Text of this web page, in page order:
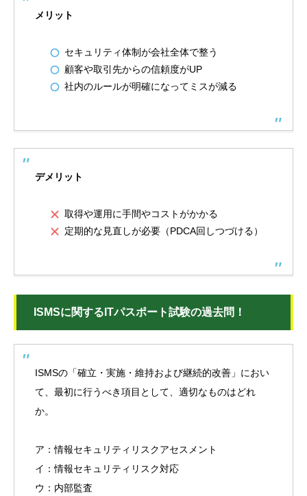
メリット
セキュリティ体制が会社全体で整う
顧客や取引先からの信頼度がUP
社内のルールが明確になってミスが減る
デメリット
取得や運用に手間やコストがかかる
定期的な見直しが必要（PDCA回しつづける）
ISMSに関するITパスポート試験の過去問！
ISMSの「確立・実施・維持および継続的改善」におい
て、最初に行うべき項目として、適切なものはどれ
か。
ア：情報セキュリティリスクアセスメント
イ：情報セキュリティリスク対応
ウ：内部監査